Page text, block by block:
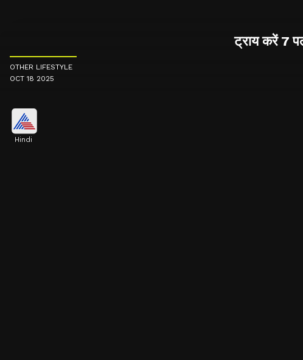
ट्राय करें 7
OTHER LIFESTYLE
OCT 18 2025
Hindi